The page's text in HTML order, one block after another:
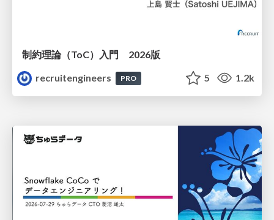
制約理論（ToC）入門 2026版
recruitengineers
PRO 5 1.2k